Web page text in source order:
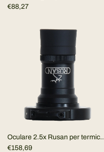
Wildboar PRO tech
€88,27
Oculare 2.5x Rusan per termico
clip-on
€158,69